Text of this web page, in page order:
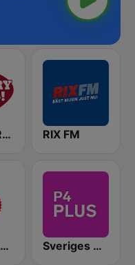
Country Rocks Radio RIX FM
Mix Megapol Sveriges Radio P4 Plus